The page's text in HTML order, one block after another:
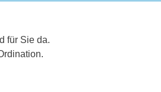
für Sie da.